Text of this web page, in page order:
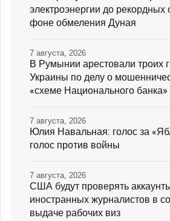
электроэнергии до
фоне обмеления Дуная
В Румынии арестовали троих
Украины по делу о
«схеме Национального банка»
7 августа, 2026
Юлия Навальная: голос за
голос против войны
7 августа, 2026
США будут проверять
иностранных журналистов в
выдаче рабочих виз
7 августа, 2026